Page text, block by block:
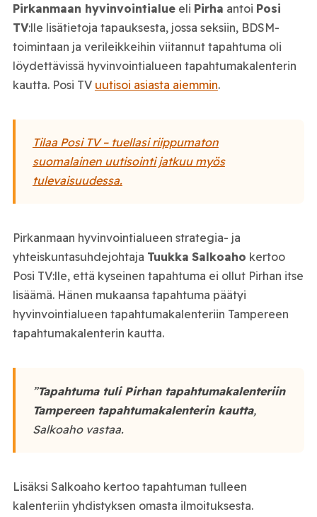
Pirkanmaan hyvinvointialueeli Pirha antoi Posi
TV:lle lisätietoja tapauksesta, jossa seksiin, BDSM-
toimintaan ja verileikkeihin viitannut tapahtuma oli
löydettävissä hyvinvointialueen tapahtumakalenterin
kautta. Posi TV uutisoi asiasta aiemmin.
Tilaa Posi TV – tuellasi riippumaton
suomalainen uutisointi jatkuu myös
tulevaisuudessa.
Pirkanmaan hyvinvointialueen strategia- ja
yhteiskuntasuhdejohtaja Tuukka Salkoaho kertoo
Posi TV:lle, että kyseinen tapahtuma ei ollut Pirhan itse
lisäämä. Hänen mukaansa tapahtuma päätyi
hyvinvointialueen tapahtumakalenteriin Tampereen
tapahtumakalenterin kautta.
”Tapahtuma tuli Pirhan tapahtumakalenteriin
Tampereen tapahtumakalenterin kautta,
Salkoaho vastaa.
Lisäksi Salkoaho kertoo tapahtuman tulleen
kalenteriin yhdistyksen omasta ilmoituksesta.